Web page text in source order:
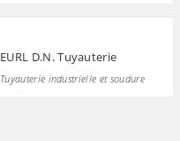
EURL D.N. Tuyauterie
Tuyauterie industrielle et soudure